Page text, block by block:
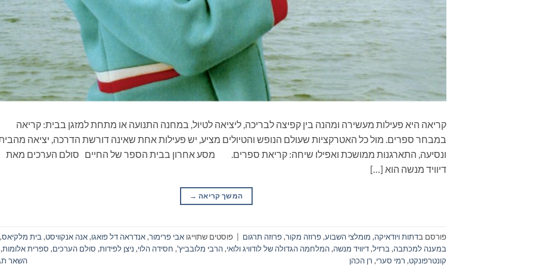
קריאה היא פעילות מעשירה ומהנה בין קפיצה לבריכה, ליציאה לטיול, במחנה התנועה או מתחת למזגן בבית: קריאה
במבחר ספרים. מול כל האטרקציות שעולם הנופש והטיולים מציע, יש פעילות אחת שאינה דורשת הדרכה, יציאה
ונסיעה, התארגנות ממושכת ואפילו שיחה: קריאת ספרים. מסע אחרון בבית הספר של החיים סולם הערכים מאת
דיוויד מנשה הוא […]
המשך קריאה →
פורסם בדתות ויודאיקה, מומלצי השבוע,פרוזה מקור,פרוזה תרגום פוסטים שתוייגו אבי פרימור,אנדראה דל פואגו,אנה אנקוויסט,בית מלקיאס,
במענה למכתבה,ברזיל,דיוויד מנשה,המלחמה הגדולה של לודוויג ולואי,הרבי מלובביץ', חסידה הלוי, ניצן לפידות, סולם הערכים, ספרית אלומות,
קונטרפונקט, רמי סערי, רן הכהן השאר